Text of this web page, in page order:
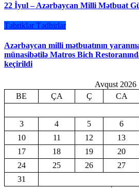
22 İyul – Azərbaycan Milli Mətbuat
Təbriklər Tədbirlər
Azərbaycan milli mətbuatının
münasibətilə Matros Bich
keçirildi
Avqust 2026
BE
ÇA Ç CA
3
4 5 6
10
11 12 13
17
18 19 20
24
25 26 27
31